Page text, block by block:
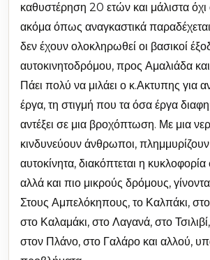
καθυστέρηση 20 ετών και μάλιστα
ακόμα όπως αναγκαστικά
δεν έχουν ολοκληρωθεί οι βασικοί
αυτοκινητοδρόμου, προς Αμαλιάδα
Πάει πολύ να μιλάει ο κ.Ακτυπης για
έργα, τη στιγμή που τα όσα έργα
αντέξει σε μια βροχόπτωση. Με μια
κινδυνεύουν άνθρωποι, πλημμυρίζουν
αυτοκίνητα, διακόπτεται η κυκλοφορία
αλλά και πιο μικρούς δρόμους,
Στους Αμπελόκηπους, το Καλπάκι,
στο Καλαμάκι, στο Λαγανά, στο
στον Πλάνο, στο Γαλάρο και αλλού,